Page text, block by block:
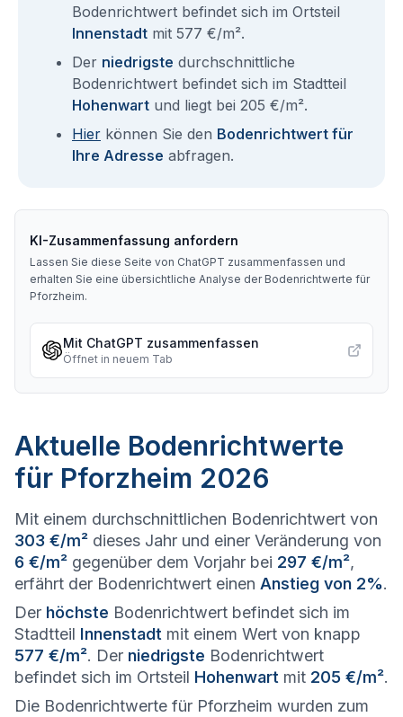
Bodenrichtwert befindet sich im Ortsteil
Innenstadt mit 577 €/m².
Der niedrigste durchschnittliche
Bodenrichtwert befindet sich im Stadtteil
Hohenwart und liegt bei 205 €/m².
Hier können Sie den Bodenrichtwert für
Ihre Adresse abfragen.
KI-Zusammenfassung anfordern
Lassen Sie diese Seite von ChatGPT zusammenfassen und
erhalten Sie eine übersichtliche Analyse der Bodenrichtwerte für
Pforzheim.
Mit ChatGPT zusammenfassen
Öffnet in neuem Tab
Aktuelle Bodenrichtwerte
für Pforzheim 2026
Mit einem durchschnittlichen Bodenrichtwert von
303 €/m² dieses Jahr und einer Veränderung von
6 €/m² gegenüber dem Vorjahr bei 297 €/m²,
erfährt der Bodenrichtwert einen Anstieg von 2%.
Der höchste Bodenrichtwert befindet sich im
Stadtteil Innenstadt mit einem Wert von knapp
577 €/m². Der niedrigste Bodenrichtwert
befindet sich im Ortsteil Hohenwart mit 205 €/m².
Die Bodenrichtwerte für Pforzheim wurden zum